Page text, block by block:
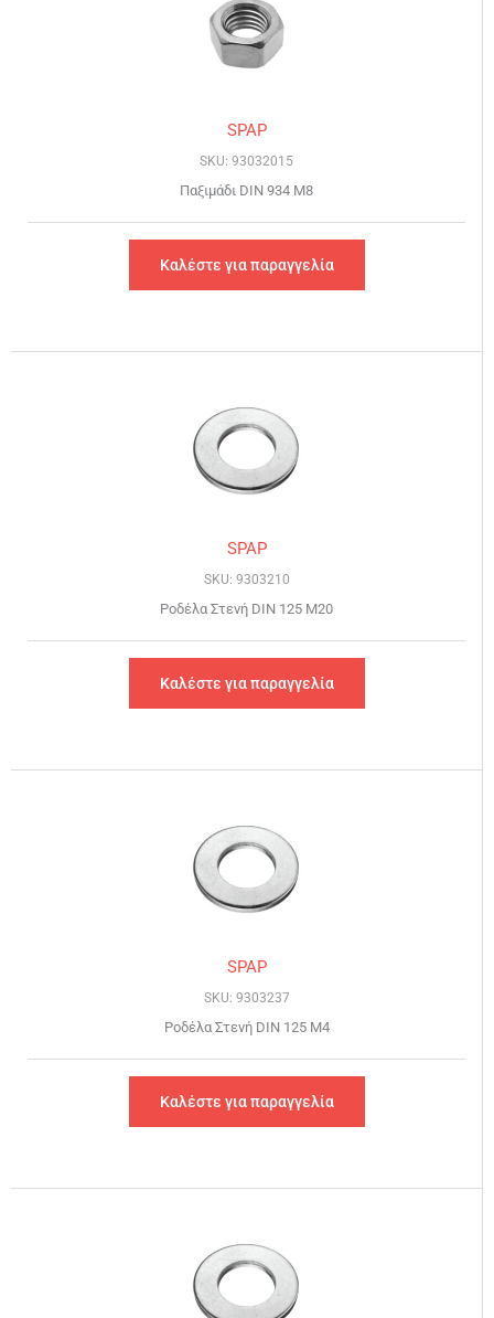
SPAP
SKU: 93032015
Παξιμάδι DIN 934 Μ8
Καλέστε για παραγγελία
SPAP
SKU: 9303210
Ροδέλα Στενή DIN 125 Μ20
Καλέστε για παραγγελία
SPAP
SKU: 9303237
Ροδέλα Στενή DIN 125 Μ4
Καλέστε για παραγγελία